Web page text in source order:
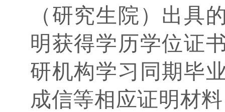
（研究生院）出具
明获得学历学位证
研机构学习同期毕
成信等相应证明材